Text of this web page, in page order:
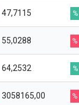
47,7115
55,0288
64,2532
3058165,00